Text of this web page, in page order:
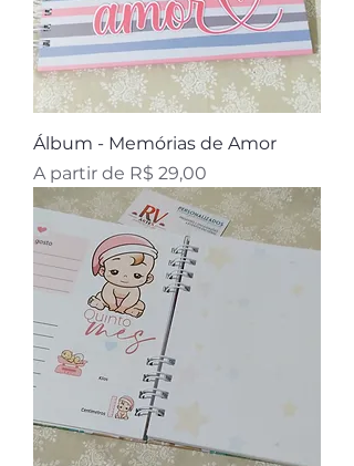
Álbum - Memórias de Amor
A partir de R$ 29,00
Preço promocional